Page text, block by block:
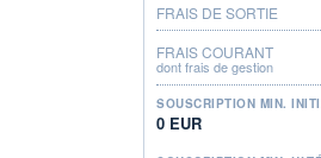
FRAIS DE SORTIE
FRAIS COURANT
dont frais de gestion
SOUSCRIPTION MIN.
0 EUR